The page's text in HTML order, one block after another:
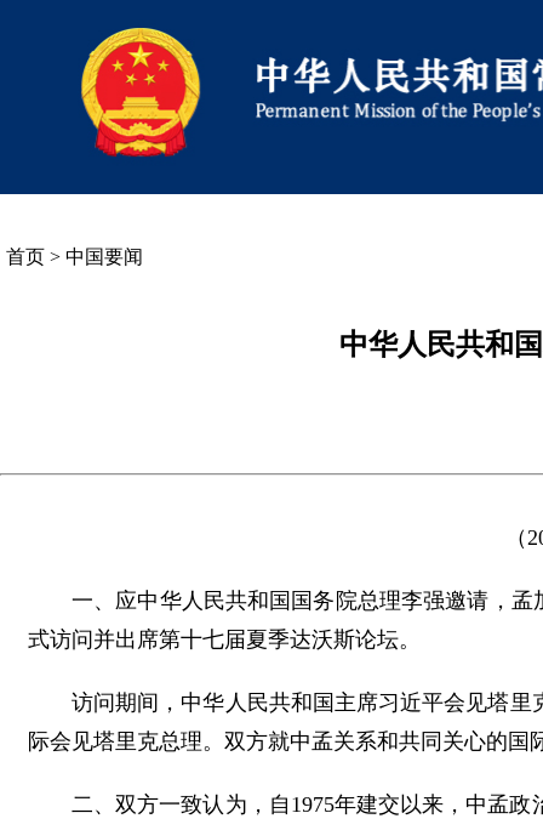
首页 > 中国要闻
中华人民共和
（
一、应中华人民共和国国务院总理李强邀请，孟
式访问并出席第十七届夏季达沃斯论坛。
访问期间，中华人民共和国主席习近平会见塔
际会见塔里克总理。双方就中孟关系和共同关心的
二、双方一致认为，自1975年建交以来，中孟